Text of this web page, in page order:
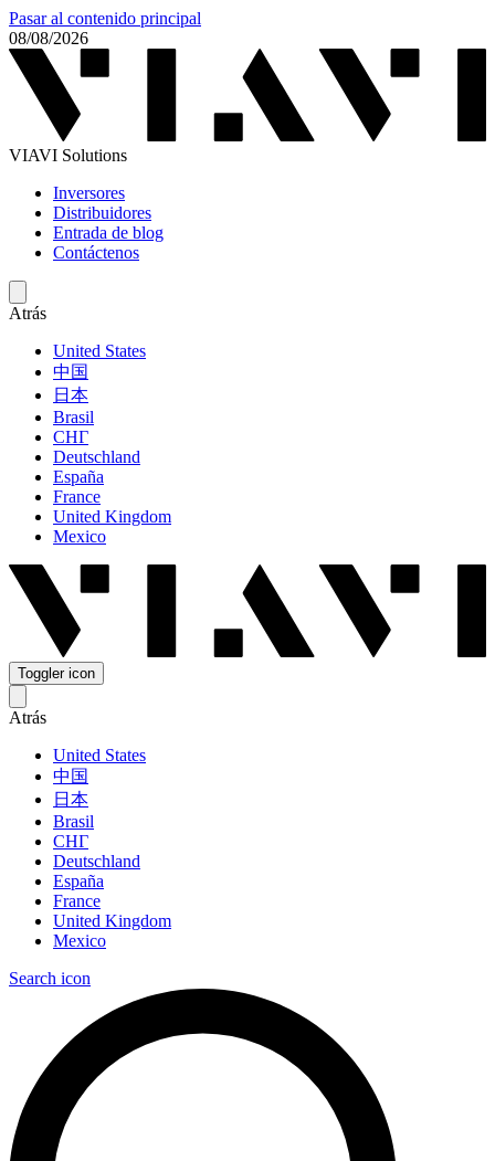
Pasar al contenido principal
08/08/2026
VIAVI Solutions
Inversores
Distribuidores
Entrada de blog
Contáctenos
Atrás
United States
中国
日本
Brasil
СНГ
Deutschland
España
France
United Kingdom
Mexico
Toggler icon
Atrás
United States
中国
日本
Brasil
СНГ
Deutschland
España
France
United Kingdom
Mexico
Search icon